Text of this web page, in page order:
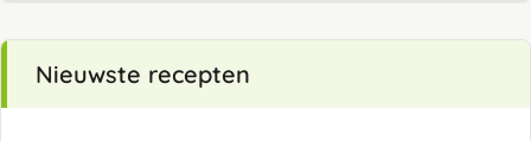
Nieuwste recepten